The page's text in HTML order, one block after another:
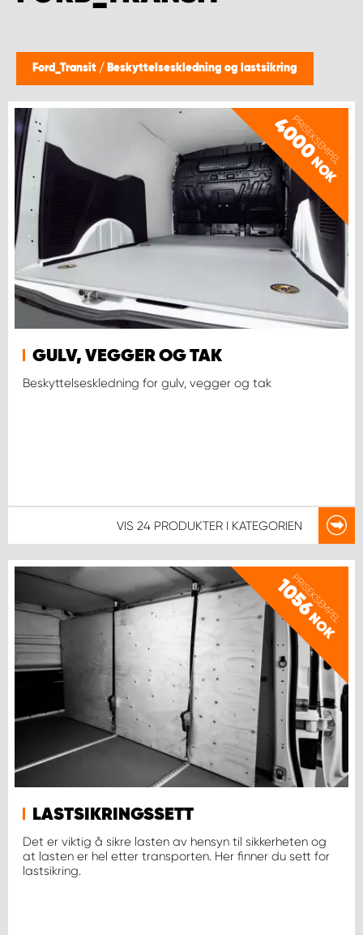
Ford_Transit / Beskyttelseskledning og lastsikring
PRISEKSEMPEL
4000
NOK
GULV, VEGGER OG TAK
Beskyttelseskledning for gulv, vegger og tak
VIS 24 PRODUKTER I KATEGORIEN
PRISEKSEMPEL
1056
NOK
LASTSIKRINGSSETT
Det er viktig å sikre lasten av hensyn til sikkerheten og
at lasten er hel etter transporten. Her finner du sett for
lastsikring.
WORK SYSTEM BERGEN
WORK SYSTEM HAMAR
WORK SYSTEM KEY ACCOUNT
WORK SYSTEM NORWAY
WORK SYSTEM OSLO
WORK SYSTEM TRONDHEIM